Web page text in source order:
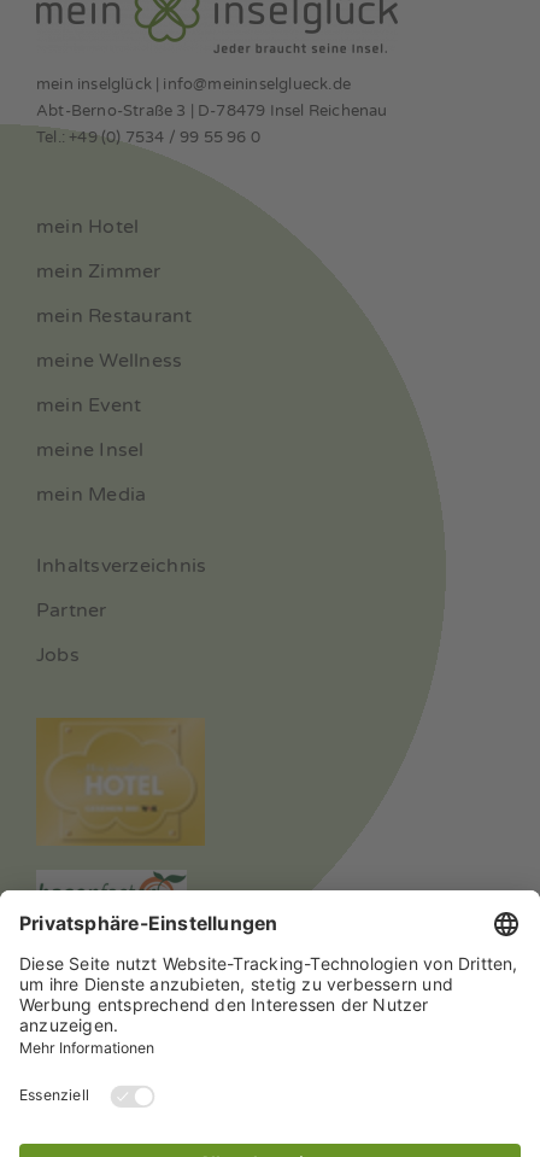
mein inselglück | info@meininselglueck.de
Abt-Berno-Straße 3 | D-78479 Insel Reichenau
Tel.: +49 (0) 7534 / 99 55 96 0
mein Hotel
mein Zimmer
mein Restaurant
meine Wellness
mein Event
meine Insel
mein Media
Inhaltsverzeichnis
Partner
Jobs
© 2024 Alle Rechte vorbehalten Hotel mein inselglück